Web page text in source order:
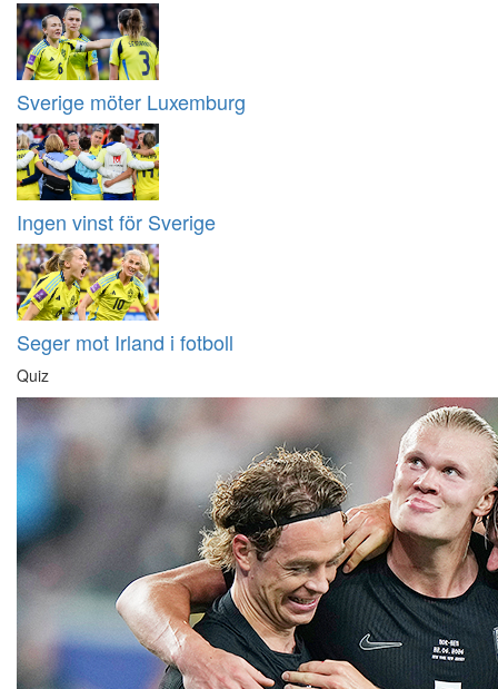
Sverige möter Luxemburg
Ingen vinst för Sverige
Seger mot Irland i fotboll
Quiz